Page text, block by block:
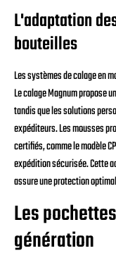
L'adaptation
bouteilles
Les systèmes de calage en
Le calage Magnum propose
tandis que les solutions
expéditeurs. Les mousses
certifiés, comme le modèle
expédition sécurisée. Cette
assure une protection
Les
génération